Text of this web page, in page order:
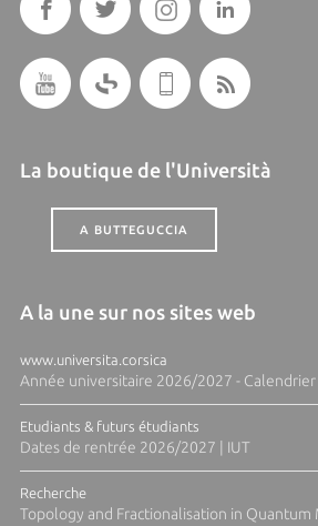
La boutique de l'Università
A BUTTEGUCCIA
A la une sur nos sites web
www.universita.corsica
Année universitaire 2026/2027 -
Etudiants & futurs étudiants
Dates de rentrée 2026/2027 | IUT
Recherche
Topology and Fractionalisation in Quantum